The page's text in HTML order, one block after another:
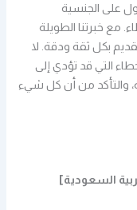
على الجنسية
مع خبرتنا الطويلة
بكل ثقة ودقة. لا
التي قد تؤدي إلى
والتأكد من أن كل شيء
السعودية]